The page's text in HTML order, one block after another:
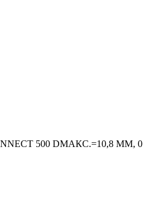
500 DМАКС.=10,8 ММ, 0